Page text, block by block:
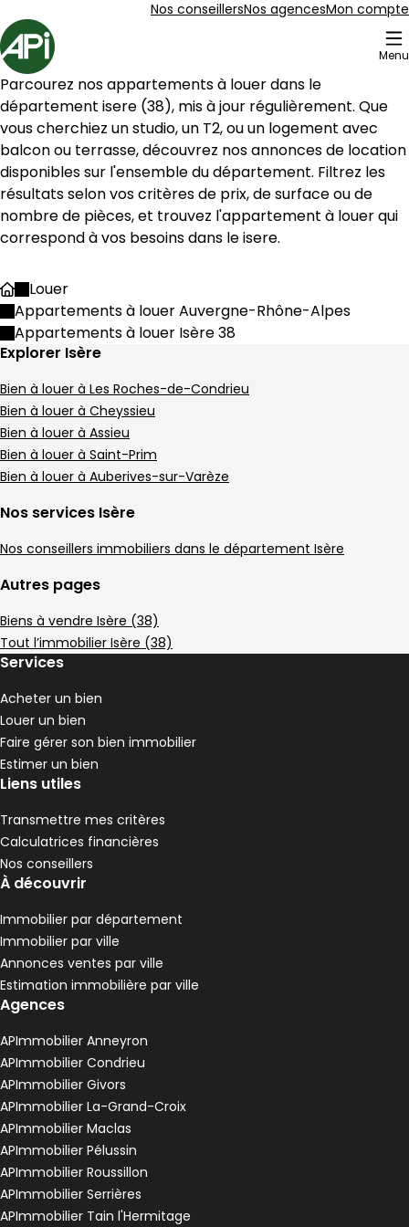
Nos conseillersNos agencesMon compte
Accueil
Menu
72 Appartements à louer Isère 38
186 m² 4 pièces Condrieu
Aller à l'image1
Aller à l'image2
Aller à l'image3
Aller à l'image4
Aller à l'image5
Condrieu - 69420
Appartement • 4 pièces • 186 m²
3 chambres 2 Terrasses
,
Terrain 39 m²
239 000 €
Saint-Clair-du-Rhône - 38370
DPE :
D 3 chambres
,
Terrain 6 m²
,
45 m² 2 pièces Le Péage-de-
Aller à l'image
Aller à l'image
Aller à l'image
Aller à l'image
Aller à l'image
714 €
Le Péage-de-Roussillon - 38550
Appartement • 2 pièces • 45 m²
DPE :
, ,
Parcourez nos appartements à louer dans le
département isere (38), mis à jour régulièrement. Que
vous cherchiez un studio, un T2, ou un logement avec
balcon ou terrasse, découvrez nos annonces de location
disponibles sur l'ensemble du département. Filtrez les
résultats selon vos critères de prix, de surface ou de
nombre de pièces, et trouvez l'appartement à louer qui
correspond à vos besoins dans le isere.
AccueilLouer
Appartements à louer Auvergne-Rhône-Alpes
Appartements à louer Isère 38
Explorer Isère
Bien à louer à Les Roches-de-Condrieu
Bien à louer à Cheyssieu
Bien à louer à Assieu
Bien à louer à Saint-Prim
Bien à louer à Auberives-sur-Varèze
Nos services Isère
Nos conseillers immobiliers dans le département Isère
Autres pages
Biens à vendre Isère (38)
Tout l’immobilier Isère (38)
Services
Acheter un bien
Louer un bien
Faire gérer son bien immobilier
Estimer un bien
Liens utiles
Transmettre mes critères
Calculatrices financières
Nos conseillers
À découvrir
Immobilier par département
Immobilier par ville
Annonces ventes par ville
Estimation immobilière par ville
Agences
APImmobilier Anneyron
APImmobilier Condrieu
APImmobilier Givors
APImmobilier La-Grand-Croix
APImmobilier Maclas
APImmobilier Pélussin
APImmobilier Roussillon
APImmobilier Serrières
APImmobilier Tain l'Hermitage